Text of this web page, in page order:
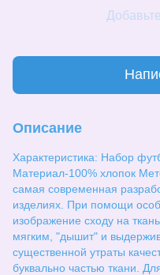
Описание
Характеристика: Набор
Материал-100% хлопок
самая современная
изделиях. При помощи
изображение сходу на
мягким, "дышит" и
существенной утраты
буквально частью ткани.